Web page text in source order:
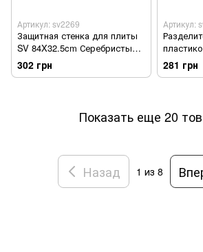
Артикул: sv2269
Защитная стенка для плиты
SV 84X32.5cm Серебристый
(sv2269)
302 грн
Артикул:
281 грн
Показать еще 20
Назад 1 из 8